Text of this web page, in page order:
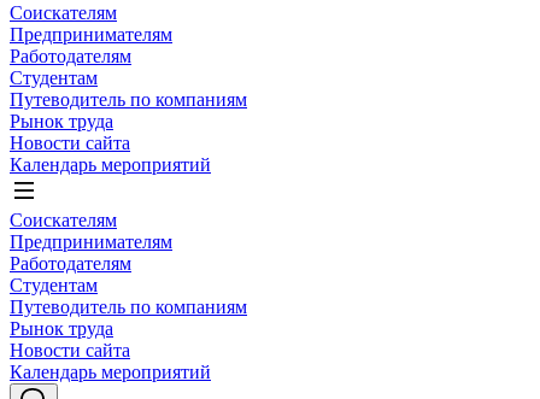
Соискателям
Предпринимателям
Работодателям
Студентам
Путеводитель по компаниям
Рынок труда
Новости сайта
Календарь мероприятий
Соискателям
Предпринимателям
Работодателям
Студентам
Путеводитель по компаниям
Рынок труда
Новости сайта
Календарь мероприятий